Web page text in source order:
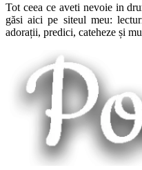
Tot ceea ce aveti nevoie in
găsi aici pe siteul meu:
adorații, predici, cateheze și